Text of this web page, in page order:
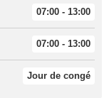
07:00 - 13:00
07:00 - 13:00
Jour de congé